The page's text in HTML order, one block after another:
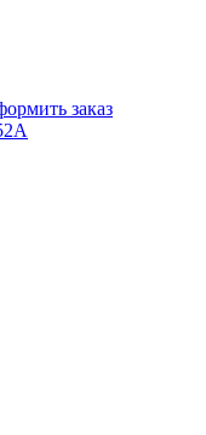
заказ